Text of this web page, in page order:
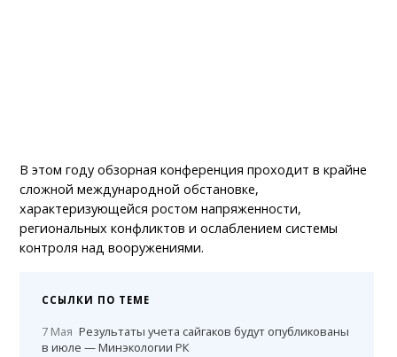
В этом году обзорная конференция проходит в крайне
сложной международной обстановке,
характеризующейся ростом напряженности,
региональных конфликтов и ослаблением системы
контроля над вооружениями.
ССЫЛКИ ПО ТЕМЕ
7 Мая Результаты учета сайгаков будут опубликованы
в июле — Минэкологии РК